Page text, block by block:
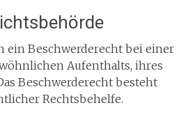
ein Beschwerderecht bei einer
Aufenthalts, ihres
Beschwerderecht besteht
Rechtsbehelfe.